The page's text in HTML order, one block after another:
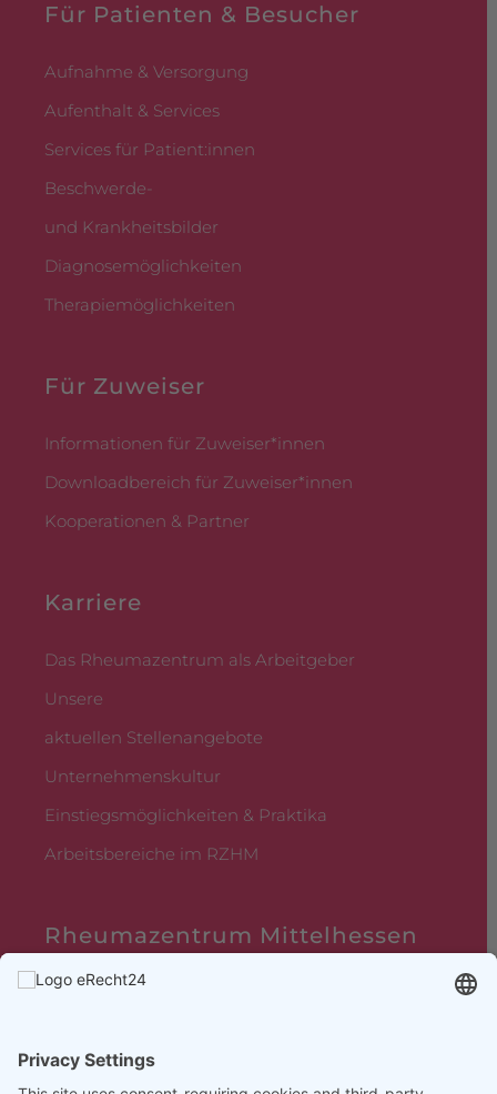
Für Patienten & Besucher
Aufnahme & Versorgung
Aufenthalt & Services
Services für Patient:innen
Beschwerde-
und Krankheitsbilder
Diagnosemöglichkeiten
Therapiemöglichkeiten
Für Zuweiser
Informationen für Zuweiser*innen
Downloadbereich für Zuweiser*innen
Kooperationen & Partner
Karriere
Das Rheumazentrum als Arbeitgeber
Unsere
aktuellen Stellenangebote
Unternehmenskultur
Einstiegsmöglichkeiten & Praktika
Arbeitsbereiche im RZHM
Rheumazentrum Mittelhessen
Sebastian-Kneipp-Straße 36,
This site uses consent-requiring cookies and third-party